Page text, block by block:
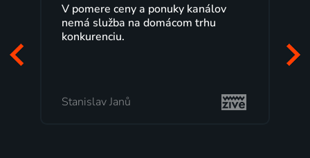
V pomere ceny a ponuky kanálov
nemá služba na domácom trhu
konkurenciu.
Stanislav Janů